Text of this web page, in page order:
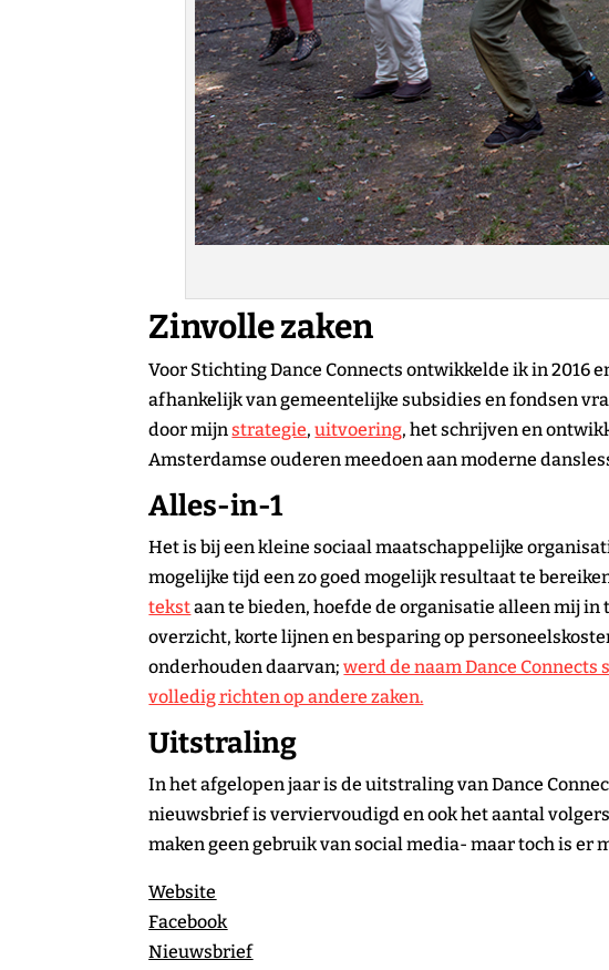
Zinvolle zaken
Voor Stichting Dance Connects ontwikkelde ik in 2016
afhankelijk van gemeentelijke subsidies en fondsen
door mijnstrategie,uitvoering, het schrijven en
Amsterdamse ouderen meedoen aan moderne
Alles-in-1
Het is bij een kleine sociaal maatschappelijke
mogelijke tijd een zo goed mogelijk resultaat te
tekstaan te bieden, hoefde de organisatie alleen mij
overzicht, korte lijnen en besparing op
onderhouden daarvan;werd de naam Dance
volledig richten op andere zaken.
Uitstraling
In het afgelopen jaar is de uitstraling van Dance
nieuwsbrief is verviervoudigd en ook het aantal
maken geen gebruik van social media- maar toch is er
Website
Facebook
Nieuwsbrief